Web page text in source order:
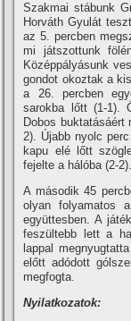
Szakmai stábunk
Horváth Gyulát
az 5. percben
mi játszottunk
Középpályásunk
gondot okoztak a
a 26. percben
sarokba lőtt (1-1).
Dobos
2). Újabb nyolc
kapu elé lőtt
fejelte a hálóba (2-2).
A második 45
olyan folyamatos
együttesben. A
feszültebb lett a
lappal
előtt adódott
megfogta.
Nyilatkozatok: